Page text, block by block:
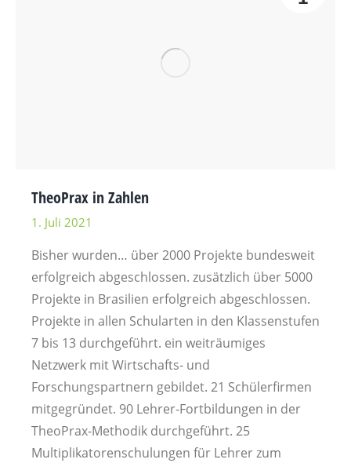
TheoPrax in Zahlen
1. Juli 2021
Bisher wurden… über 2000 Projekte bundesweit
erfolgreich abgeschlossen. zusätzlich über 5000
Projekte in Brasilien erfolgreich abgeschlossen.
Projekte in allen Schularten in den Klassenstufen
7 bis 13 durchgeführt. ein weiträumiges
Netzwerk mit Wirtschafts- und
Forschungspartnern gebildet. 21 Schülerfirmen
mitgegründet. 90 Lehrer-Fortbildungen in der
TheoPrax-Methodik durchgeführt. 25
Multiplikatorenschulungen für Lehrer zum